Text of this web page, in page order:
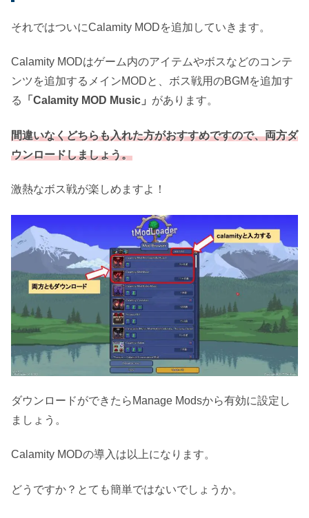
それではついにCalamity MODを追加していきます。
Calamity MODはゲーム内のアイテムやボスなどのコンテ
ンツを追加するメインMODと、ボス戦用のBGMを追加す
る
「Calamity MOD Music」 があります。
間違いなくどちらも入れた方がおすすめですので、両方ダ
ウンロードしましょう。
激熱なボス戦が楽しめますよ！
ダウンロードができたらManage Modsから有効に設定し
ましょう。
Calamity MODの導入は以上になります。
どうですか？とても簡単ではないでしょうか。